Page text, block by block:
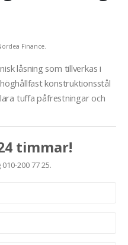
Finance.
låsning som tillverkas i
konstruktionsstål
tuffa påfrestningar och
timmar!
200 77 25.